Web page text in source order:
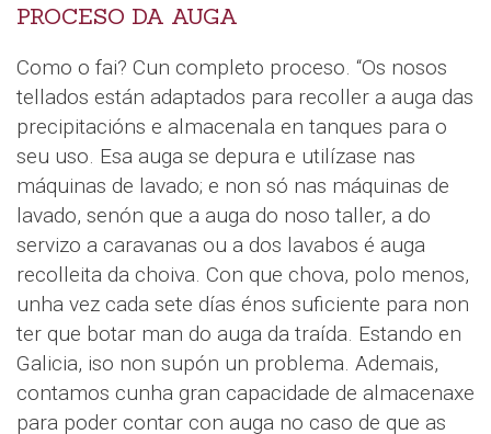
PROCESO DA AUGA
Como o fai? Cun completo proceso. “Os nosos
tellados están adaptados para recoller a auga das
precipitacións e almacenala en tanques para o
seu uso. Esa auga se depura e utilízase nas
máquinas de lavado; e non só nas máquinas de
lavado, senón que a auga do noso taller, a do
servizo a caravanas ou a dos lavabos é auga
recolleita da choiva. Con que chova, polo menos,
unha vez cada sete días énos suficiente para non
ter que botar man do auga da traída. Estando en
Galicia, iso non supón un problema. Ademais,
contamos cunha gran capacidade de almacenaxe
para poder contar con auga no caso de que as